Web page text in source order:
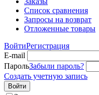
Список сравнения
Запросы на возврат
Отложенные товары
ВойтиРегистрация
E-mail
ПарольЗабыли пароль?
Создать учетную запись
Войти